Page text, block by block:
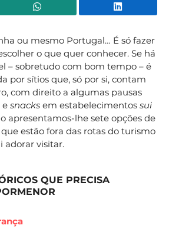
Facebook WhatsApp
ou mesmo Portugal… É só fazer
o que quer conhecer. Se há
– sobretudo com bom tempo – é
por sítios que, só por si, contam
com direito a algumas pausas
e snacks em estabelecimentos sui
apresentamos-lhe sete opções de
que estão fora das rotas do turismo
adorar visitar.
QUE PRECISA